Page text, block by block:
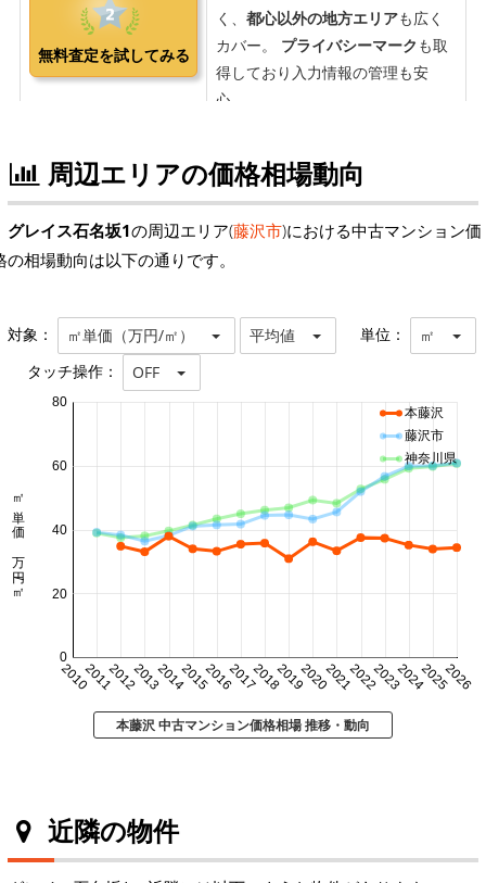
周辺エリアの価格相場動向
グレイス石名坂1の周辺エリア(藤沢市)における中古マンション価
の相場動向は以下の通りです。
対象： ㎡単価（万円/㎡） 平均値 単位： ㎡
タッチ操作： OFF
20102011201220132014201520162017201820192020202120222023202420252026
0
20
40
60
80
㎡単価 万円/㎡
本藤沢
藤沢市
神奈川県
本藤沢 中古マンション価格相場 推移・動向
近隣の物件